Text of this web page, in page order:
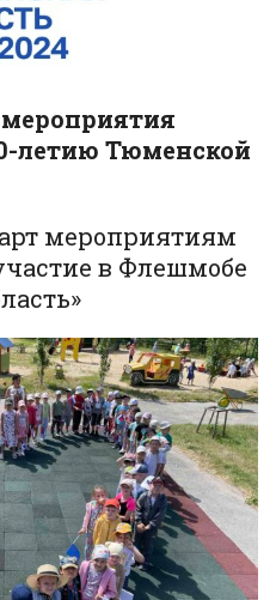
летию Тюменской
мероприятиям
в Флешмобе